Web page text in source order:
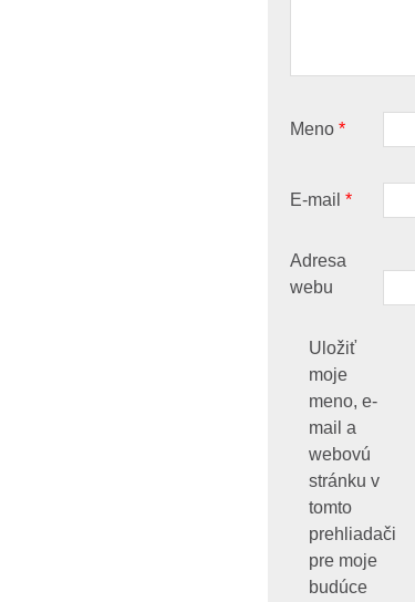
Meno *
E-mail *
Adresa
webu
Uložiť
moje
meno, e-
mail a
webovú
stránku v
tomto
prehliadači
pre moje
budúce